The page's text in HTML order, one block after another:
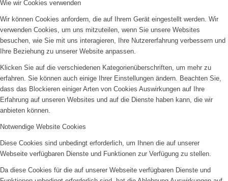
Wie wir Cookies verwenden
Wir können Cookies anfordern, die auf Ihrem Gerät eingestellt werden. Wir
verwenden Cookies, um uns mitzuteilen, wenn Sie unsere Websites
besuchen, wie Sie mit uns interagieren, Ihre Nutzererfahrung verbessern und
Ihre Beziehung zu unserer Website anpassen.
Klicken Sie auf die verschiedenen Kategorienüberschriften, um mehr zu
erfahren. Sie können auch einige Ihrer Einstellungen ändern. Beachten Sie,
dass das Blockieren einiger Arten von Cookies Auswirkungen auf Ihre
Erfahrung auf unseren Websites und auf die Dienste haben kann, die wir
anbieten können.
Notwendige Website Cookies
Diese Cookies sind unbedingt erforderlich, um Ihnen die auf unserer
Webseite verfügbaren Dienste und Funktionen zur Verfügung zu stellen.
Da diese Cookies für die auf unserer Webseite verfügbaren Dienste und